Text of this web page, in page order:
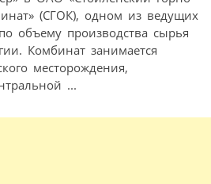
(СГОК), одном из ведущих
объему производства сырья
Комбинат занимается
месторождения,
...